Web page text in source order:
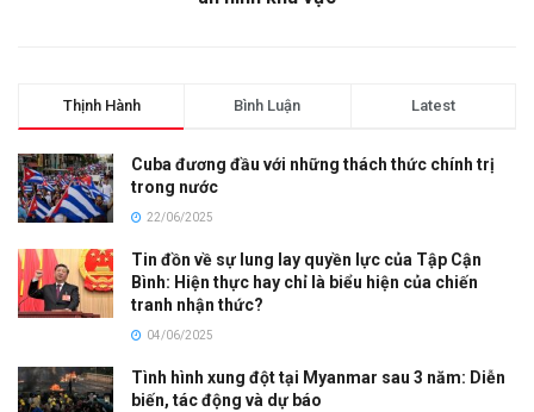
Thịnh Hành Bình Luận Latest
Cuba đương đầu với những thách thức chính trị
trong nước
22/06/2025
Tin đồn về sự lung lay quyền lực của Tập Cận
Bình: Hiện thực hay chỉ là biểu hiện của chiến
tranh nhận thức?
04/06/2025
Tình hình xung đột tại Myanmar sau 3 năm: Diễn
biến, tác động và dự báo